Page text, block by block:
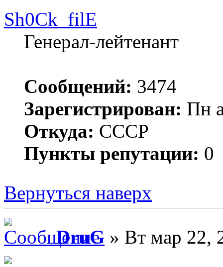
Sh0Ck_filE
Генерал-лейтенант
Сообщений: 3474
Зарегистрирован: Пн
Откуда: СССР
Пункты репутации: 0
Вернуться наверх
DruG » Вт мар 22,